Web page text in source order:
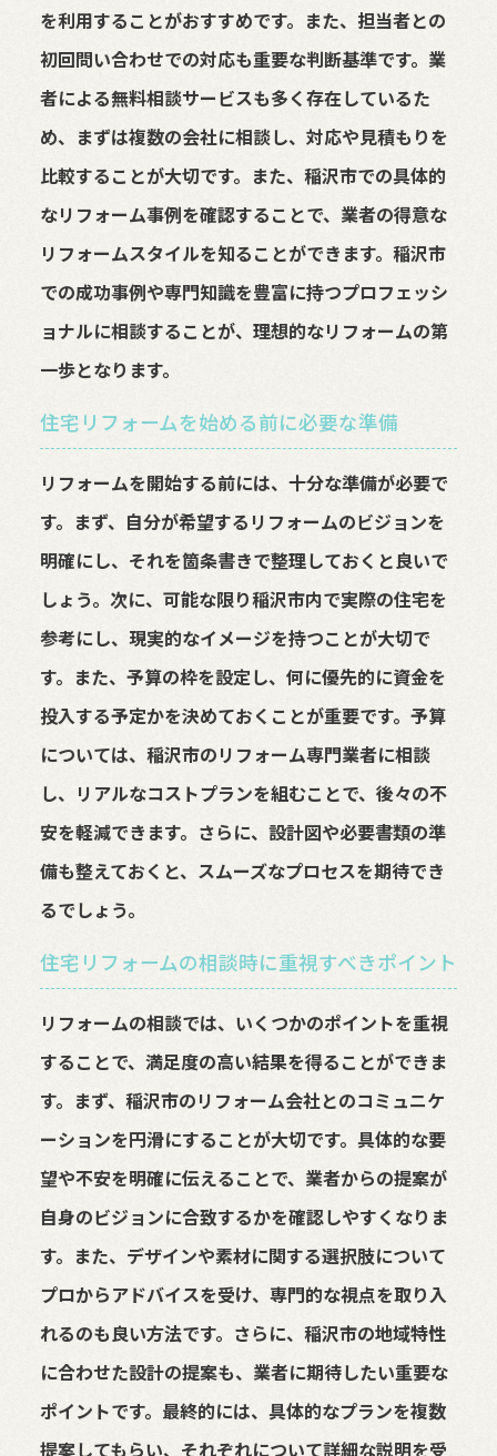
を利用することがおすすめです。また、担当者との
初回問い合わせでの対応も重要な判断基準です。業
者による無料相談サービスも多く存在しているた
め、まずは複数の会社に相談し、対応や見積もりを
比較することが大切です。また、稲沢市での具体的
なリフォーム事例を確認することで、業者の得意な
リフォームスタイルを知ることができます。稲沢市
での成功事例や専門知識を豊富に持つプロフェッシ
ョナルに相談することが、理想的なリフォームの第
一歩となります。
住宅リフォームを始める前に必要な準備
リフォームを開始する前には、十分な準備が必要で
す。まず、自分が希望するリフォームのビジョンを
明確にし、それを箇条書きで整理しておくと良いで
しょう。次に、可能な限り稲沢市内で実際の住宅を
参考にし、現実的なイメージを持つことが大切で
す。また、予算の枠を設定し、何に優先的に資金を
投入する予定かを決めておくことが重要です。予算
については、稲沢市のリフォーム専門業者に相談
し、リアルなコストプランを組むことで、後々の不
安を軽減できます。さらに、設計図や必要書類の準
備も整えておくと、スムーズなプロセスを期待でき
るでしょう。
住宅リフォームの相談時に重視すべきポイント
リフォームの相談では、いくつかのポイントを重視
することで、満足度の高い結果を得ることができま
す。まず、稲沢市のリフォーム会社とのコミュニケ
ーションを円滑にすることが大切です。具体的な要
望や不安を明確に伝えることで、業者からの提案が
自身のビジョンに合致するかを確認しやすくなりま
す。また、デザインや素材に関する選択肢について
プロからアドバイスを受け、専門的な視点を取り入
れるのも良い方法です。さらに、稲沢市の地域特性
に合わせた設計の提案も、業者に期待したい重要な
ポイントです。最終的には、具体的なプランを複数
提案してもらい、それぞれについて詳細な説明を受